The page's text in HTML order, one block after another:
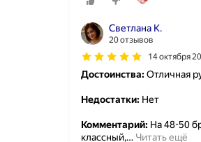
Светлана К.
20 отзывов
14 октября
Достоинства:Отличная
Недостатки: Нет
Комментарий: На 48-50
классный,… Читать ещё